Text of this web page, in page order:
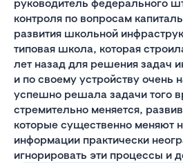
руководитель федерального
контроля по вопросам
развития школьной
типовая школа, которая
лет назад для решения задач
и по своему устройству очень
успешно решала задачи того
стремительно меняется,
которые существенно меняют
информации практически
игнорировать эти процессы и